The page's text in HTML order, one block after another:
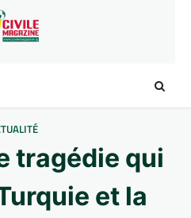
tragédie qui
et la